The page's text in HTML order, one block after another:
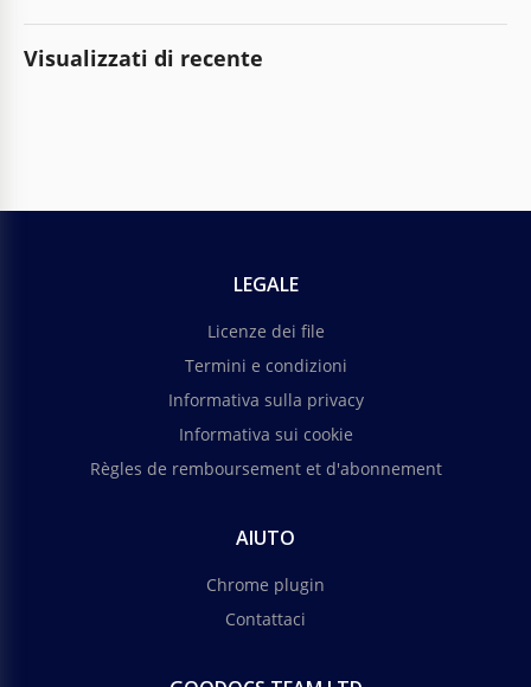
Visualizzati di recente
LEGALE
Licenze dei file
Termini e condizioni
Informativa sulla privacy
Informativa sui cookie
Règles de remboursement et d'abonnement
AIUTO
Chrome plugin
Contattaci